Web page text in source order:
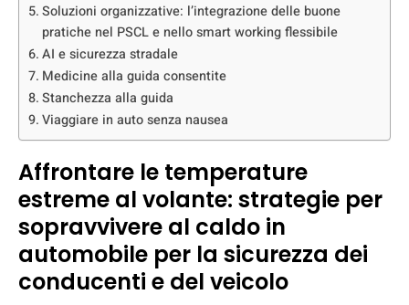
Soluzioni organizzative: l’integrazione delle buone
pratiche nel PSCL e nello smart working flessibile
AI e sicurezza stradale
Medicine alla guida consentite
Stanchezza alla guida
Viaggiare in auto senza nausea
Affrontare le temperature
estreme al volante: strategie per
sopravvivere al caldo in
automobile per la sicurezza dei
conducenti e del veicolo